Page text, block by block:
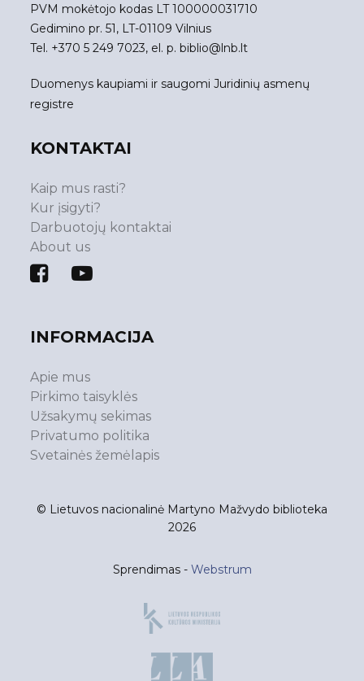
PVM mokėtojo kodas LT 100000031710
Gedimino pr. 51, LT-01109 Vilnius
Tel. +370 5 249 7023, el. p. biblio@lnb.lt
Duomenys kaupiami ir saugomi Juridinių asmenų
registre
KONTAKTAI
Kaip mus rasti?
Kur įsigyti?
Darbuotojų kontaktai
About us
INFORMACIJA
Apie mus
Pirkimo taisyklės
Užsakymų sekimas
Privatumo politika
Svetainės žemėlapis
© Lietuvos nacionalinė Martyno Mažvydo biblioteka
2026
Sprendimas - Webstrum